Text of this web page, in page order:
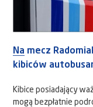
Na mecz
kibiców
Kibice posiadający
mogą bezpłatnie